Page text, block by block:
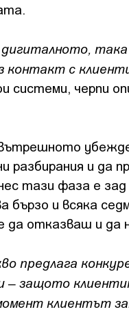
контакт с
системи, черпи
разбирания и да
тази фаза е
и всяка
отказваш и да
предлага
– защото
клиентът